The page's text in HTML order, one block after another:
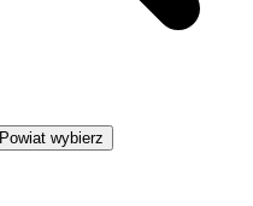
Powiat wybierz